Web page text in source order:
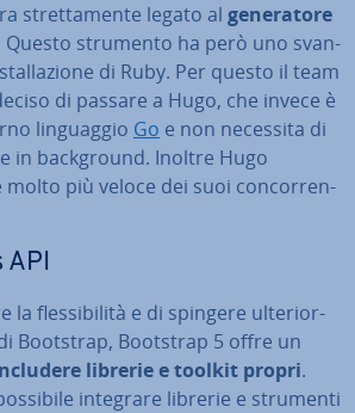
stret­ta­men­te legato al ge­ne­ra­to­re
Questo strumento ha però uno svan­
di Ruby. Per questo il team
di passare a Hugo, che invece è
lin­guag­gio Go e non necessita di
in back­ground. Inoltre Hugo
molto più veloce dei suoi con­cor­ren­
API
la fles­si­bi­li­tà e di spingere ul­te­rior­
Bootstrap, Bootstrap 5 offre un
librerie e toolkit propri.
integrare librerie e strumenti